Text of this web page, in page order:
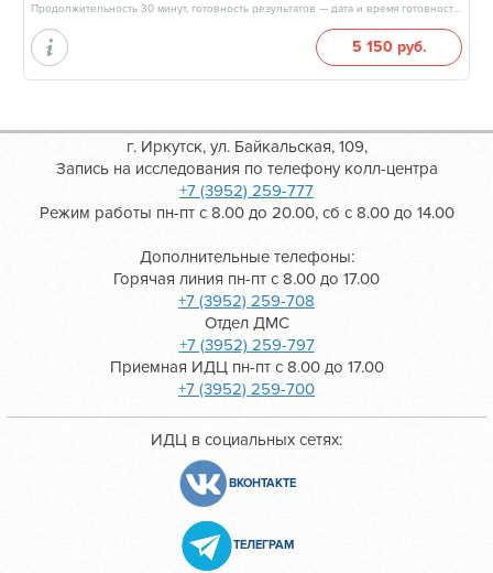
Продолжительность 30 минут, готовность результатов — дата и время готовности будут сообщены врачом в день приёма
5 150 руб.
г. Иркутск, ул. Байкальская, 109,
Запись на исследования по телефону колл-центра
+7 (3952) 259-777
Режим работы пн-пт с 8.00 до 20.00, сб с 8.00 до 14.00
Дополнительные телефоны:
Горячая линия пн-пт с 8.00 до 17.00
+7 (3952) 259-708
Отдел ДМС
+7 (3952) 259-797
Приемная ИДЦ пн-пт с 8.00 до 17.00
+7 (3952) 259-700
ИДЦ в социальных сетях:
ВКОНТАКТЕ
ТЕЛЕГРАМ